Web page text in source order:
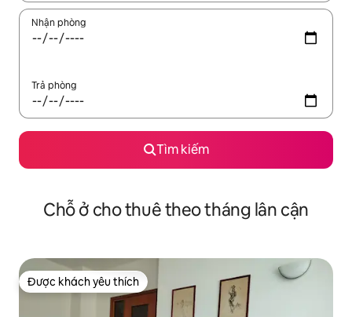
Nhận phòng
Trả phòng
Tìm kiếm
Chỗ ở cho thuê theo tháng lân cận
Được khách yêu thích
Được khách yêu thích